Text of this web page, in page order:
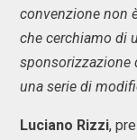
convenzione non
che cerchiamo di
sponsorizzazione
una serie di
Luciano Rizzi,